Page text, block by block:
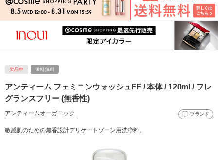
欠品中 送料無料
アンティーム フェミニンウォッシュFF / 本体 / 120ml / フレ
グランスフリー (無香性)
アンティームオーガニック ブランド
敏感肌のための無香設計デリケートゾーン用洗浄料。